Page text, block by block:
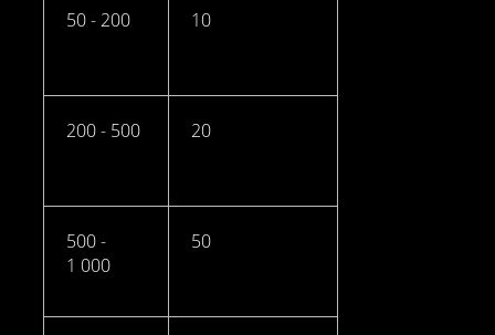
50 - 200 10
200 - 500 20
500 -
1 000
50